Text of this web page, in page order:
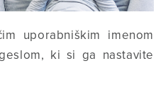
uporabniškim imenom
ki si ga nastavite